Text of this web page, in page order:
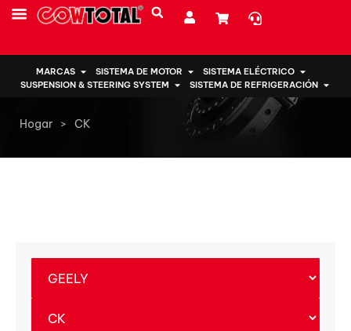
MARCAS SISTEMA DE MOTOR
SISTEMA ELÉCTRICO
SUSPENSION & STEERING SYSTEM
SISTEMA DE REFRIGERACIÓN
Hogar > CK